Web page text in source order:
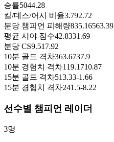
승률5044.28
킬/데스/어시 비율3.792.72
분당 챔피언 피해량835.16563.39
평균 시야 점수42.8331.69
분당 CS9.51 7.92
10분 골드 격차363.6737.9
10분 경험치 격차119.1710.87
15분 골드 격차513.33-1.66
15분 경험치 격차241.5-8.22
선수별 챔피언 레이더
3명